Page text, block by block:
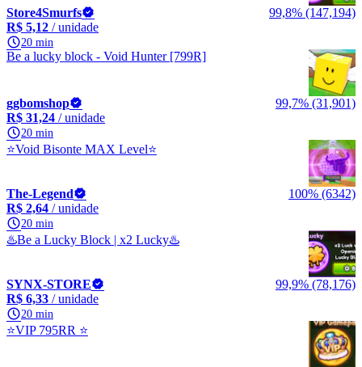
Store4Smurfs
99,8% (147,194)
R$ 5,12 / unidade
20 min
Be a lucky block - Void Hunter [799R]
ggbomshop
99,7% (31,901)
R$ 31,24 / unidade
20 min
⭐Void Bisonte MAX Level⭐
The-Legend
100% (6342)
R$ 2,64 / unidade
20 min
♨️Be a Lucky Block | x2 Lucky♨️
SYNX-STORE
99,9% (78,176)
R$ 6,33 / unidade
20 min
⭐VIP 795RR ⭐